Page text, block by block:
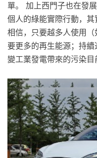
單。 加上西門子也在發
個人的綠能實際行動，
相信，只要越多人使用
要更多的再生能源；持
變工業發電帶來的污染目